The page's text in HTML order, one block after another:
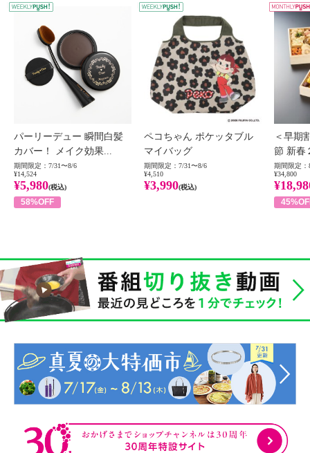
WEEKLY PUSH
パーリーデュー 瞬間白髪
カバー！ メイク効果...
期間限定：7/31〜8/6
¥14,524
¥5,980(税込)
58%OFF
ペコちゃん ポケッタブル
マイバッグ
期間限定：7/31〜8/6
¥4,510
¥3,990(税込)
＜早期
節 新春
期間限定：
¥34,800